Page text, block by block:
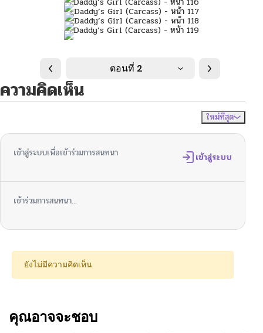
ตอนที่ 2
ความคิดเห็น
ใหม่ที่สุด
เข้าสู่ระบบเพื่อเข้าร่วมการสนทนา เข้าสู่ระบบ
เข้าร่วมการสนทนา...
ยังไม่มีความคิดเห็น
คุณอาจจะชอบ